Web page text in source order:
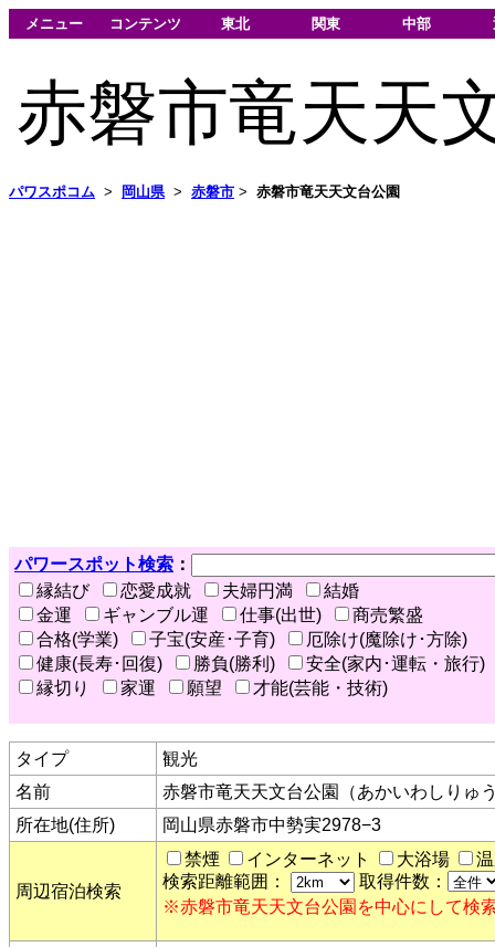
メニュー コンテンツ 東北 関東 中部
赤磐市竜天天
パワスポコム > 岡山県> 赤磐市 > 赤磐市竜天天文台公園
パワースポット検索 ：
縁結び
恋愛成就 夫婦円満
結婚
金運
ギャンブル運 仕事(出世)
商売繁盛
合格(学業)
子宝(安産･子育)
厄除け(魔除け･方除)
健康(長寿･回復)
勝負(勝利)
安全(家内･運転・旅行)
縁切り
家運 願望 才能(芸能・技術)
タイプ
観光
名前
赤磐市竜天天文台公園（あかいわしりゅ
所在地(住所)
岡山県赤磐市中勢実2978−3
周辺宿泊検索
禁煙 インターネット 大浴場
検索距離範囲：
取得件数：
※赤磐市竜天天文台公園を中心にして検